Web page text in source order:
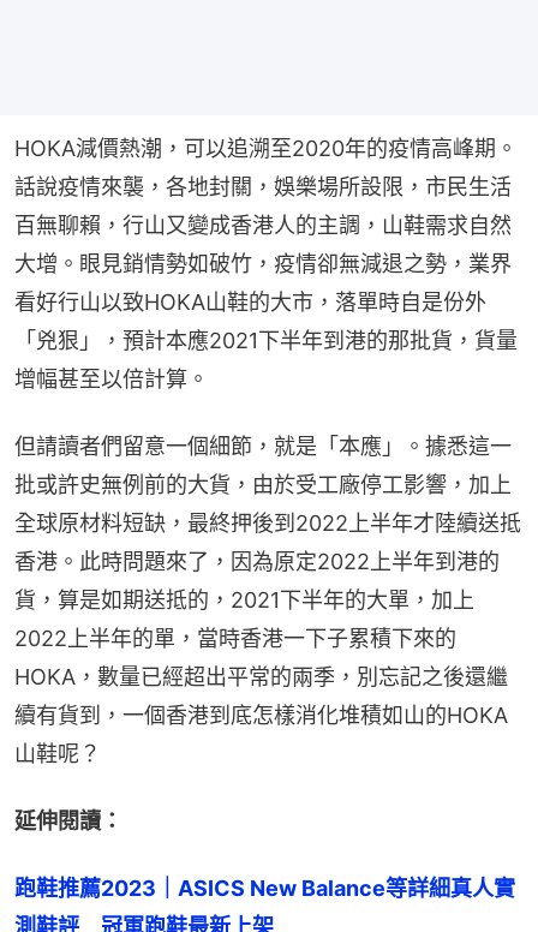
HOKA減價熱潮，可以追溯至2020年的疫情高峰期。
話說疫情來襲，各地封關，娛樂場所設限，市民生活
百無聊賴，行山又變成香港人的主調，山鞋需求自然
大增。眼見銷情勢如破竹，疫情卻無減退之勢，業界
看好行山以致HOKA山鞋的大市，落單時自是份外
「兇狠」，預計本應2021下半年到港的那批貨，貨量
增幅甚至以倍計算。
但請讀者們留意一個細節，就是「本應」。據悉這一
批或許史無例前的大貨，由於受工廠停工影響，加上
全球原材料短缺，最終押後到2022上半年才陸續送抵
香港。此時問題來了，因為原定2022上半年到港的
貨，算是如期送抵的，2021下半年的大單，加上
2022上半年的單，當時香港一下子累積下來的
HOKA，數量已經超出平常的兩季，別忘記之後還繼
續有貨到，一個香港到底怎樣消化堆積如山的HOKA
山鞋呢？
延伸閱讀：
跑鞋推薦2023｜ASICS New Balance等詳細真人實
測鞋評　冠軍跑鞋最新上架